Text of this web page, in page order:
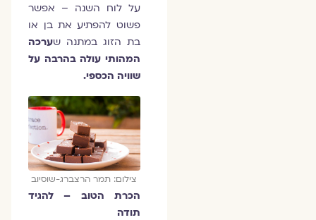
על לוח השנה – אפשר
פשוט להפתיע את בן או
בת הזוג במתנה שערכה
המהותי עולה בהרבה על
שוויה הכספי.
צילום: תמר הרצברג-שוסיוב
הכרת הטוב – להגיד
תודה